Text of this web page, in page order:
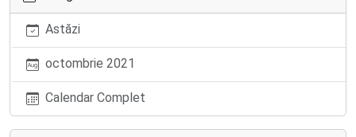
Astăzi
octombrie 2021
Calendar Complet